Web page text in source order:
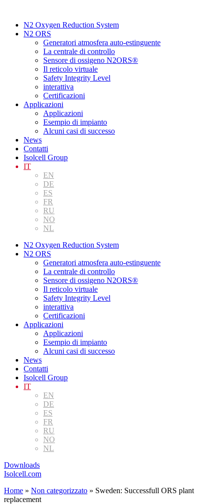
contenutoN2 Oxygen Reduction System
N2 ORS
Generatori atmosfera auto-estinguente
La centrale di controllo
Sensore di ossigeno N2ORS®
Il reticolo virtuale
Safety Integrity Level
interattiva
Certificazioni
Applicazioni
Applicazioni
Esempio di impianto
Alcuni casi di successo
News
Contatti
Isolcell Group
IT
EN
DE
ES
FR
RU
NO
NL
N2 Oxygen Reduction System
N2 ORS
Generatori atmosfera auto-estinguente
La centrale di controllo
Sensore di ossigeno N2ORS®
Il reticolo virtuale
Safety Integrity Level
interattiva
Certificazioni
Applicazioni
Applicazioni
Esempio di impianto
Alcuni casi di successo
News
Contatti
Isolcell Group
IT
EN
DE
ES
FR
RU
NO
NL
Downloads
Isolcell.com
Home » Non categorizzato » Sweden: Successfull ORS plant
replacement